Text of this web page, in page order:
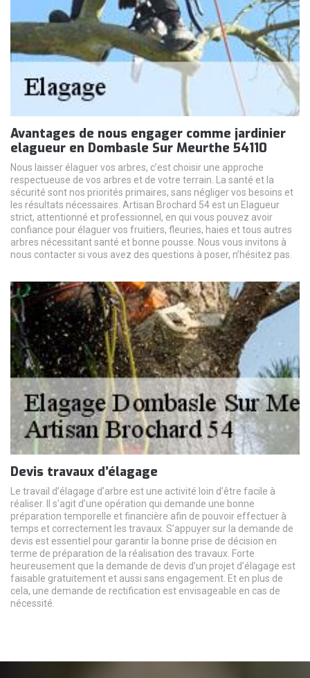
Avantages de nous engager comme jardinier
elagueur en Dombasle Sur Meurthe 54110
Nous laisser élaguer vos arbres, c’est choisir une approche
respectueuse de vos arbres et de votre terrain. La santé et la
sécurité sont nos priorités primaires, sans négliger vos besoins et
les résultats nécessaires. Artisan Brochard 54 est un Elagueur
strict, attentionné et professionnel, en qui vous pouvez avoir
confiance pour élaguer vos fruitiers, fleuries, haies et tous autres
arbres nécessitant santé et bonne pousse. Nous vous invitons à
nous contacter si vous avez des questions à poser, n’hésitez pas.
Devis travaux d’élagage
Le travail d’élagage d’arbre est une activité loin d’être facile à
réaliser. Il s’agit d’une opération qui demande une bonne
préparation temporelle et financière afin de pouvoir effectuer à
temps et correctement les travaux. S’appuyer sur la demande de
devis est essentiel pour garantir la bonne prise de décision en
terme de préparation de la réalisation des travaux. Forte
heureusement que la demande de devis d’un projet d’élagage est
faisable gratuitement et aussi sans engagement. Et en plus de
cela, une demande de rectification est envisageable en cas de
nécessité.